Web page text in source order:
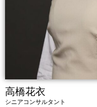
高橋花衣
シニアコンサルタント